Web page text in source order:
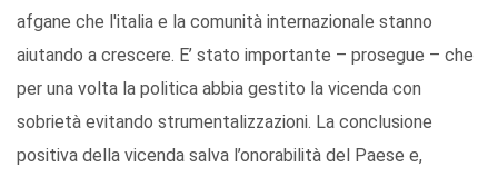
afgane che l'italia e la comunità internazionale stanno
aiutando a crescere. E’ stato importante – prosegue – che
per una volta la politica abbia gestito la vicenda con
sobrietà evitando strumentalizzazioni. La conclusione
positiva della vicenda salva l’onorabilità del Paese e,